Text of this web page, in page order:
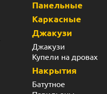
Панельные
Каркасные
Джакузи
Джакузи
Купели на дровах
Накрытия
Батутное